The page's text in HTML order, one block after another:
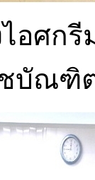
อศกรี
บัณฑิ